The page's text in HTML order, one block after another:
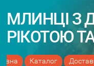
МЛИНЦІ З
РІКОТОЮ
Каталог